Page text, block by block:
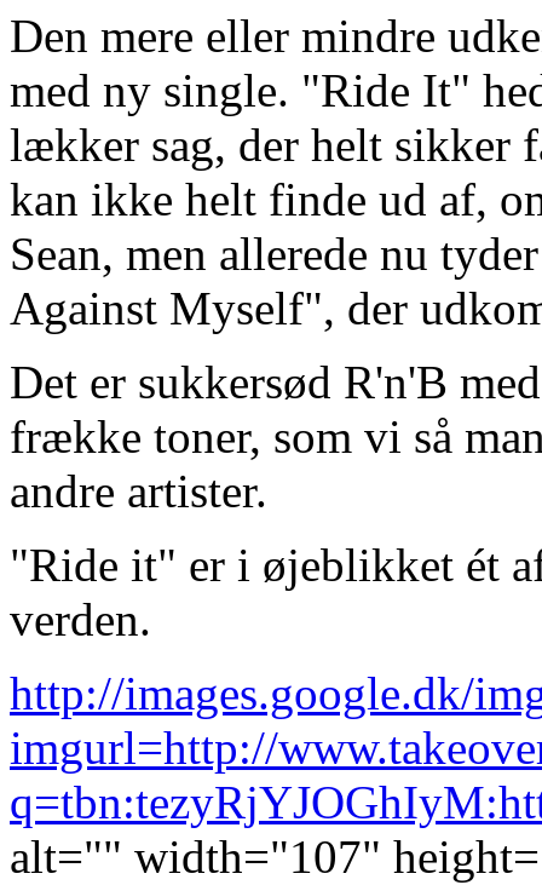
Den mere eller mindre
med ny single. "Ride It"
lækker sag, der helt sikker
kan ikke helt finde ud af,
Sean, men allerede nu
Against Myself", der
Det er sukkersød R'n'B
frække toner, som vi så
andre artister.
"Ride it" er i øjeblikket ét
verden.
http://images.google.dk/
imgurl=http://
alt="" width="107"